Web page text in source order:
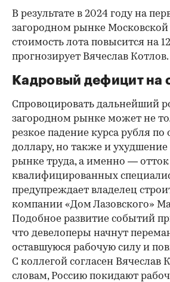
В результате в 2024 году на
загородном рынке Московской
стоимость лота повысится на
прогнозирует Вячеслав Котлов.
Кадровый дефицит на
Спровоцировать дальнейший
загородном рынке может не
резкое падение курса рубля
доллару, но также и
рынке труда, а именно — отток
квалифицированных
предупреждает владелец
компании «Дом Лазовского»
Подобное развитие событий
что девелоперы начнут
оставшуюся рабочую силу и
С коллегой согласен Вячеслав
словам, Россию покидают